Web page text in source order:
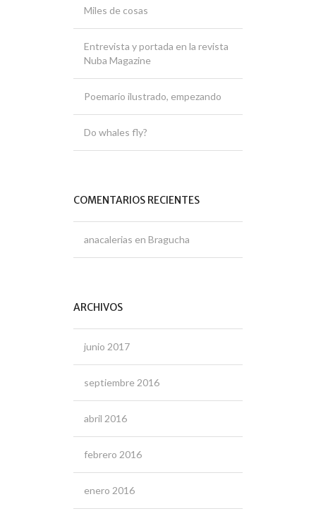
Miles de cosas
Entrevista y portada en la revista
Nuba Magazine
Poemario ilustrado, empezando
Do whales fly?
COMENTARIOS RECIENTES
anacalerias en Bragucha
ARCHIVOS
junio 2017
septiembre 2016
abril 2016
febrero 2016
enero 2016